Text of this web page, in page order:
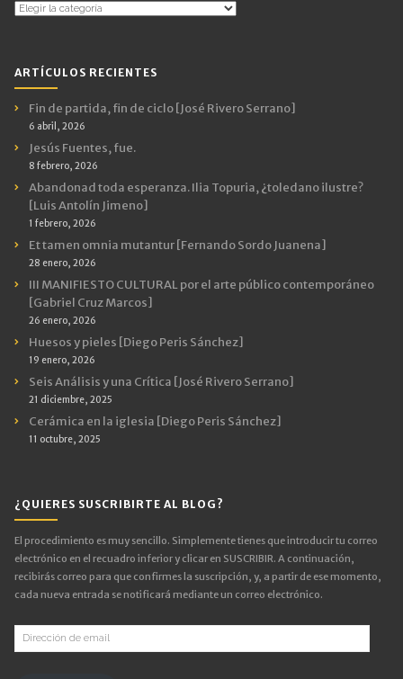
Temas
ARTÍCULOS RECIENTES
Fin de partida, fin de ciclo [José Rivero Serrano]
6 abril, 2026
Jesús Fuentes, fue.
8 febrero, 2026
Abandonad toda esperanza. Ilia Topuria, ¿toledano ilustre?
[Luis Antolín Jimeno]
1 febrero, 2026
Et tamen omnia mutantur [Fernando Sordo Juanena]
28 enero, 2026
III MANIFIESTO CULTURAL por el arte público contemporáneo
[Gabriel Cruz Marcos]
26 enero, 2026
Huesos y pieles [Diego Peris Sánchez]
19 enero, 2026
Seis Análisis y una Crítica [José Rivero Serrano]
21 diciembre, 2025
Cerámica en la iglesia [Diego Peris Sánchez]
11 octubre, 2025
¿QUIERES SUSCRIBIRTE AL BLOG?
El procedimiento es muy sencillo. Simplemente tienes que introducir tu correo
electrónico en el recuadro inferior y clicar en SUSCRIBIR. A continuación,
recibirás correo para que confirmes la suscripción, y, a partir de ese momento,
cada nueva entrada se notificará mediante un correo electrónico.
Dirección
de